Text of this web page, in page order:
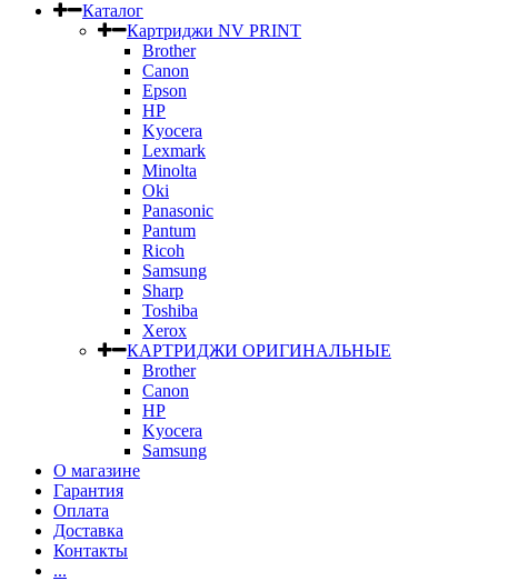
Каталог
Картриджи NV PRINT
Brother
Canon
Epson
HP
Kyocera
Lexmark
Minolta
Oki
Panasonic
Pantum
Ricoh
Samsung
Sharp
Toshiba
Xerox
КАРТРИДЖИ ОРИГИНАЛЬНЫЕ
Brother
Canon
HP
Kyocera
Samsung
О магазине
Гарантия
Оплата
Доставка
Контакты
...